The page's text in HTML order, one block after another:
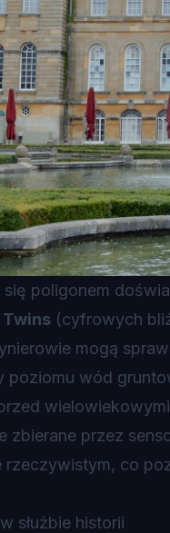
się poligonem
(cyfrowych
mogą
poziomu wód
zbierane przez
rzeczywistym, co
służbie historii